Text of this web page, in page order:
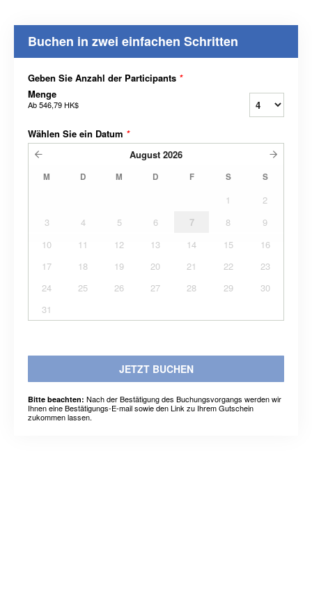
Buchen in zwei einfachen Schritten
Geben Sie Anzahl der Participants *
Menge
Ab546,79 HK$
Wählen Sie ein Datum *
August 2026
M D M D F S S
1
2
3
4 5 6 7 8
9
10
11 12 13 14 15
16
17
18 19 20 21 22
23
24
25 26 27 28 29
30
31
JETZT BUCHEN
Bitte beachten: Nach der Bestätigung des Buchungsvorgangs werden wir
Ihnen eine Bestätigungs-E-mail sowie den Link zu Ihrem Gutschein
zukommen lassen.